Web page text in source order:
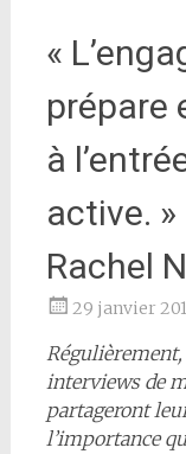
«
prépare
à
active.
Rachel
29 janvier
Régulièrement,
interviews de
partageront
l’importance